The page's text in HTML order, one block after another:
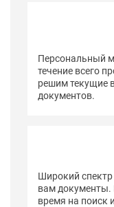
Персональный
течение всего
решим текущие
документов.
Широкий
вам документы.
время на поиск